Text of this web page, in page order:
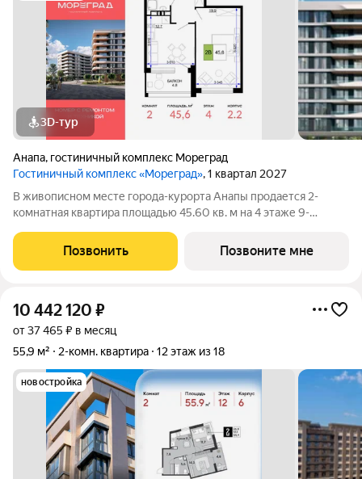
3D-тур
Анапа, гостиничный комплекс Мореград
Гостиничный комплекс «Мореград», 1 квартал 2027
В живописном месте города-курорта Анапы продается 2-
комнатная квартира площадью 45.60 кв. м на 4 этаже 9-
от ГК «ССК» находится на Сосновом проезде, в 7-минутной
пешей доступности от белоснежных
Позвонить Позвоните мне
10 442 120 ₽
от 37 465 ₽ в месяц
55,9 м²
2-комн. квартира 12 этаж из 18
новостройка